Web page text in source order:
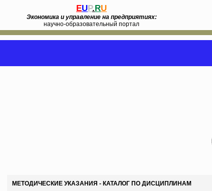
EUP.RU
Экономика и управление на предприятиях:
научно-образовательный портал
МЕТОДИЧЕСКИЕ УКАЗАНИЯ - КАТАЛОГ ПО ДИСЦИПЛИНАМ